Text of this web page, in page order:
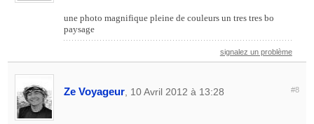
une photo magnifique pleine de couleurs un tres tres bo
paysage
signalez un problème
Ze Voyageur , 10 Avril 2012 à 13:28 #8